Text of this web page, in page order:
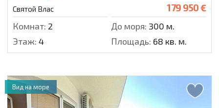
Святой Влас 179 950 €
Комнат: 2 До моря: 300 м.
Этаж: 4 Площадь: 68 кв. м.
Вид на море